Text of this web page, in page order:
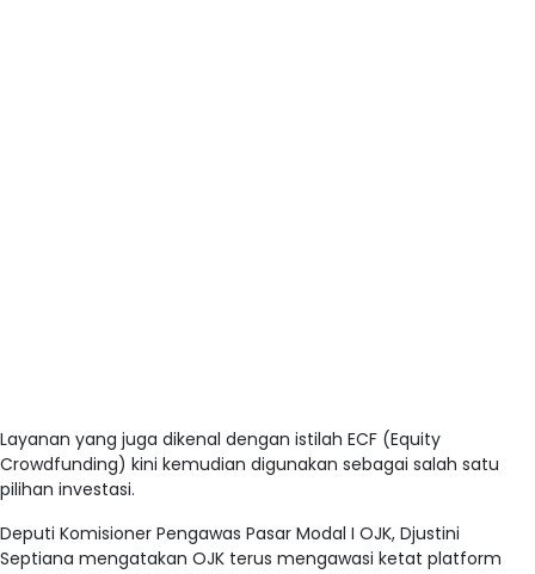
Layanan yang juga dikenal dengan istilah ECF (Equity
Crowdfunding) kini kemudian digunakan sebagai salah satu
pilihan investasi.
Deputi Komisioner Pengawas Pasar Modal I OJK, Djustini
Septiana mengatakan OJK terus mengawasi ketat platform